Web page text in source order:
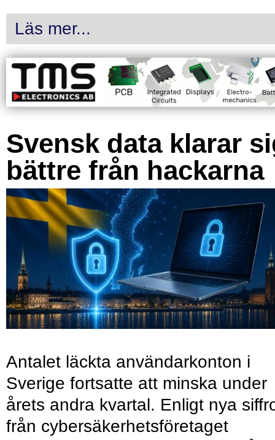
Läs mer...
Svensk data klarar
bättre från hackarna
Antalet läckta användarkonton i
Sverige fortsatte att minska under
årets andra kvartal. Enligt nya
från cybersäkerhetsföretaget